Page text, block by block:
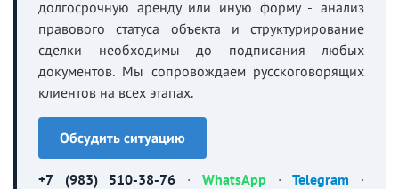
долгосрочную аренду или иную форму - анализ
правового статуса объекта и структурирование
сделки необходимы до подписания любых
документов. Мы сопровождаем русскоговорящих
клиентов на всех этапах.
Обсудить ситуацию
+7 (983) 510-38-76 · WhatsApp ·Telegram ·